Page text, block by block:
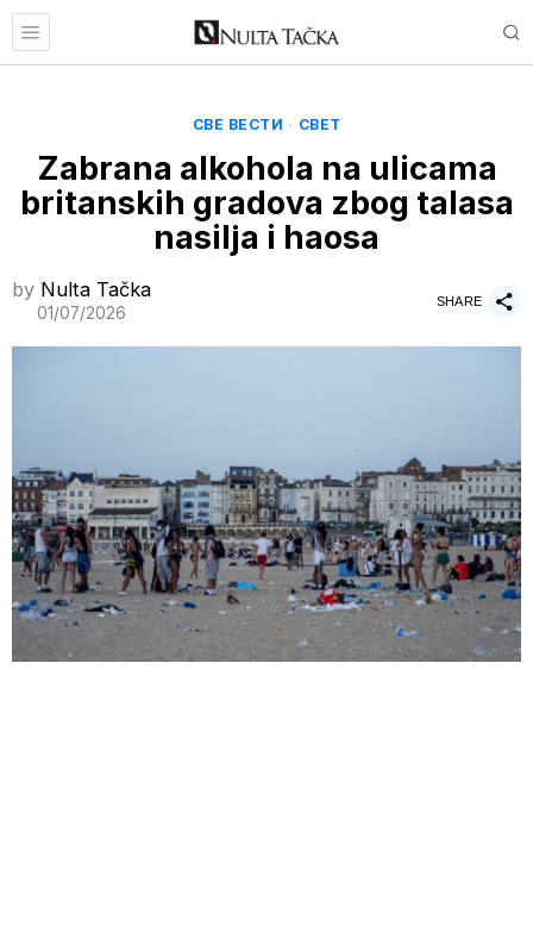
СВЕ ВЕСТИ · СВЕТ
Zabrana alkohola na ulicama
britanskih gradova zbog talasa
nasilja i haosa
by Nulta Tačka
01/07/2026
SHARE